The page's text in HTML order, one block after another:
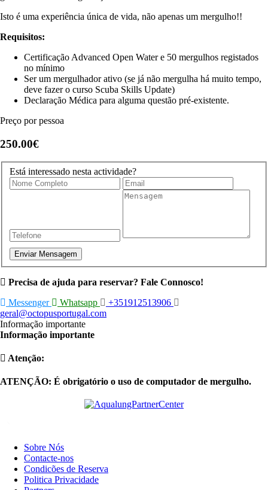
Isto é uma experiência única de vida, não apenas um mergulho!!
Requisitos:
Certificação Advanced Open Water e 50 mergulhos registados
no mínimo
Ser um mergulhador ativo (se já não mergulha há muito tempo,
deve fazer o curso Scuba Skills Update)
Declaração Médica para alguma questão pré-existente.
Preço por pessoa
250.00€
Está interessado nesta actividade?
Enviar Mensagem
Precisa de ajuda para reservar? Fale Connosco!
Messenger
Whatsapp
+351912513906
geral@octopusportugal.com
Informação importante
Informação importante
Atenção:
ATENÇÃO: É obrigatório o uso de computador de mergulho.
Sobre Nós
Contacte-nos
Condicões de Reserva
Politica Privacidade